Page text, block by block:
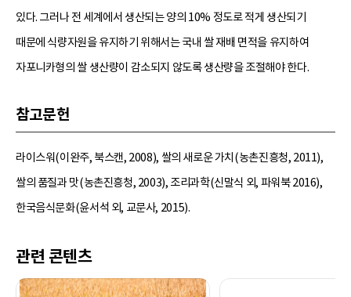
있다. 그러나 전 세계에서 생산되는 양의 10% 정도로 적게 생산되기
때문에 식량자원을 유지하기 위해서는 국내 쌀 재배 면적을 유지하여
자포니카형의 쌀 생산량이 감소되지 않도록 생산량을 조절해야 한다.
참고문헌
라이스워(이완주, 북스캔, 2008), 쌀의 새로운 가치(농촌진흥청, 2011),
쌀의 품질과 맛(농촌진흥청, 2003), 조리과학(신말식 외, 파워북 2016),
한국음식문화(윤서석 외, 교문사, 2015).
관련 콘텐츠